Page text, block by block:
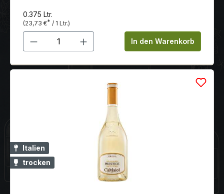
0.375 Ltr.
(23,73 €* / 1 Ltr.)
Produkt Anzahl: Gib denIn den Warenkorb
Italien
trocken